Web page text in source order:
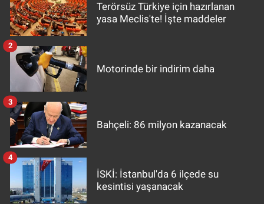
Terörsüz Türkiye için hazırlanan
yasa Meclis'te! İşte maddeler
Motorinde bir indirim daha
2
Bahçeli: 86 milyon kazanacak
3
İSKİ: İstanbul'da 6 ilçede su
kesintisi yaşanacak
4